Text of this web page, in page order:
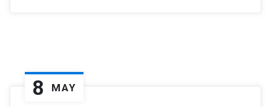
8 MAY